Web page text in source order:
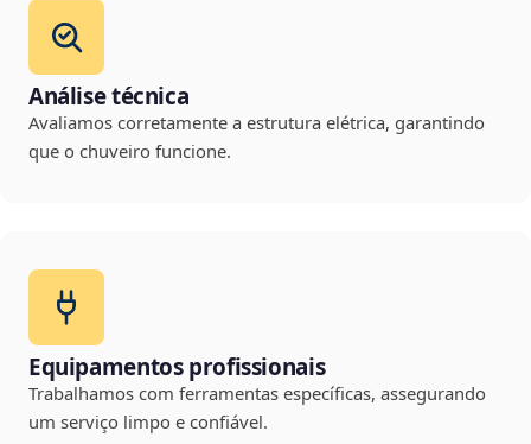
Análise técnica
Avaliamos corretamente a estrutura elétrica, garantindo
que o chuveiro funcione.
Equipamentos profissionais
Trabalhamos com ferramentas específicas, assegurando
um serviço limpo e confiável.